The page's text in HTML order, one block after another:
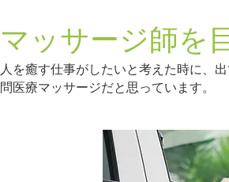
マッサージ師を
人を癒す仕事がしたいと考えた時に、
問医療マッサージだと思っています。